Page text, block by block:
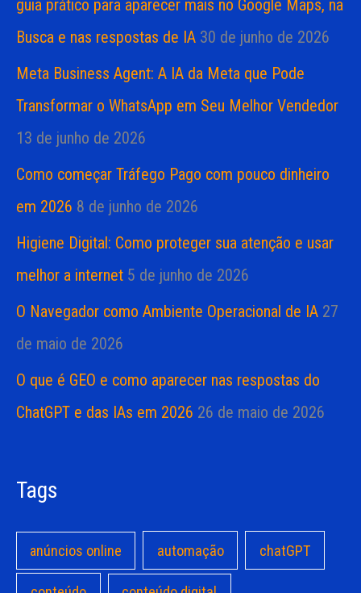
guia prático para aparecer mais no Google Maps, na
Busca e nas respostas de IA 30 de junho de 2026
Meta Business Agent: A IA da Meta que Pode
Transformar o WhatsApp em Seu Melhor Vendedor
13 de junho de 2026
Como começar Tráfego Pago com pouco dinheiro
em 2026 8 de junho de 2026
Higiene Digital: Como proteger sua atenção e usar
melhor a internet 5 de junho de 2026
O Navegador como Ambiente Operacional de IA 27
de maio de 2026
O que é GEO e como aparecer nas respostas do
ChatGPT e das IAs em 2026 26 de maio de 2026
Tags
anúncios online automação chatGPT